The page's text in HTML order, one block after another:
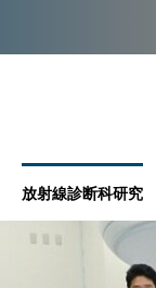
放射線診断科研究